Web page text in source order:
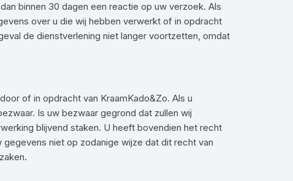
binnen 30 dagen een reactie op uw verzoek. Als
over u die wij hebben verwerkt of in opdracht
de dienstverlening niet langer voortzetten, omdat
of in opdracht van KraamKado&Zo. Als u
Is uw bezwaar gegrond dat zullen wij
blijvend staken. U heeft bovendien het recht
niet op zodanige wijze dat dit recht van